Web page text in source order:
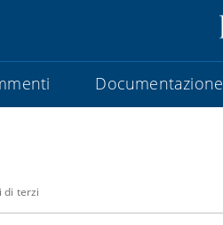
Documentazione
di terzi